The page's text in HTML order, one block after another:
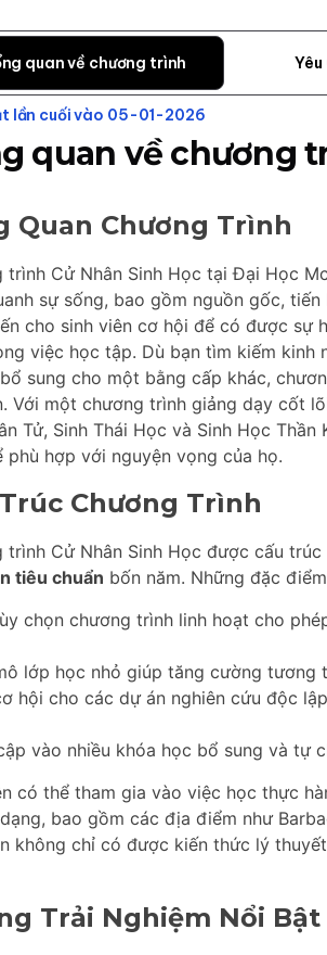
quan về chương trình Yêu
lần cuối vào 05-01-2026
quan về chương
Quan Chương Trình
trình Cử Nhân Sinh Học tại Đại Học
sự sống, bao gồm nguồn gốc,
cho sinh viên cơ hội để có được sự
việc học tập. Dù bạn tìm kiếm kinh
sung cho một bằng cấp khác,
Với một chương trình giảng dạy cốt
Tử, Sinh Thái Học và Sinh Học
phù hợp với nguyện vọng của họ.
Chương Trình
trình Cử Nhân Sinh Học được cấu
tiêu chuẩn bốn năm. Những đặc
chọn chương trình linh hoạt cho
lớp học nhỏ giúp tăng cường tương
hội cho các dự án nghiên cứu độc
vào nhiều khóa học bổ sung và tự
có thể tham gia vào việc học thực
bao gồm các địa điểm như
không chỉ có được kiến thức lý
Trải Nghiệm Nổi Bật